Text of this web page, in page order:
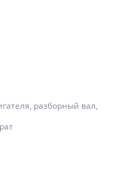
разборный вал,